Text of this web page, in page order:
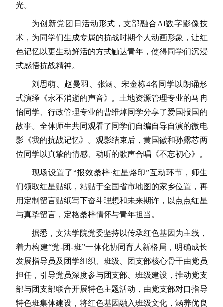
光。
为创新党团日活动形式，支部融合AI数字影像技
术，为同学们生成专属的抗战时期个人动画形象，让红
色记忆以更生动鲜活的方式触达青年，使得同学们沉浸
式感悟抗战精神。
刘思萌、赵曼羽、张涵、宋金栋4名同学以朗诵形
式演绎《永不消逝的声音》。土地资源管理专业的马冉
怡同学、行政管理专业的曹维焯同学分享了爱国报国的
故事。全体师生共同观看了同学们自编自导自演的微电
影《我的抗战记忆》。观影结束后，黄国徽和孙露芯两
位同学以真挚的情感、动听的歌声合唱《不忘初心》。
现场设置了“报效桑梓·红星烙印”互动环节，师生
们领取红星贴纸，粘贴于全国省市地图的家乡位置，再
用定制留言贴纸写下奋斗理想和未来期许，以点点红星
与真挚留言，定格桑梓情怀与青年担当。
据悉，文法学院党委坚持以传承红色基因为主线，
着力构建“党-团-班”一体化协同育人新格局，明确成长
发展指导员及团学组织、班级、团支部核心骨干由党员
担任，引导党员深度参与团支部、班级建设，推动党支
部与团支部联合开展特色主题活动，由党支部对口指导
特色班集体建设，将红色基因融入班级文化，涵养优良